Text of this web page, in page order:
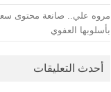
مروه علي.. صانعة محتوى
بأسلوبها العفوي
أحدث التعليقات